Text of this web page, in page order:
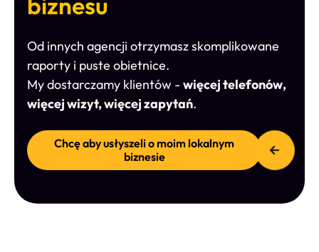
Od innych agencji otrzymasz skomplikowane
raporty i puste obietnice.
My dostarczamy klientów -więcej telefonów,
więcej wizyt, więcej zapytań.
Chcę aby usłyszeli o moim lokalnym
biznesie